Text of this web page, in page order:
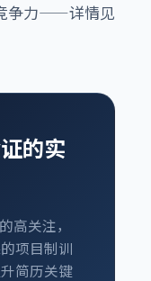
争力——详情见
的实
高关注，
项目制训
简历关键